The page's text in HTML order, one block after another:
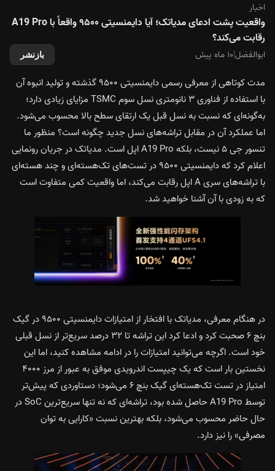
اخبار
واقعیت پشت ادعای مدیاتک؛ آیا دایمنسیتی ۹۵۰۰ واقعاً با A19 Pro
رقابت می‌کند؟
ابوالفضل|۱۰ ماه پیش بازنشر
مدت کوتاهی از معرفی رسمی دایمنسیتی ۹۵۰۰ گذشته و تولید انبوه آن
با استفاده از فناوری ۳ نانومتری نسل سوم TSMC مزایای زیادی دارد؛
به‌گونه‌ای که نسبت به نسل قبل یک ارتقای سطح بالا محسوب می‌شود.
اما عملکرد آن در مقابل تراشه‌های نسل جدید چگونه است؟ منظور ما
تنسور جی ۵ نیست، بلکه A19 Pro اپل است. مدیاتک در جریان رونمایی
اعلام کرد که دایمنسیتی ۹۵۰۰ در تست‌های تک‌هسته‌ای و چند هسته‌ای
با تراشه‌های سری A اپل رقابت می‌کند، اما واقعیت کمی متفاوت است
که به زودی با آن آشنا خواهید شد.
در هنگام معرفی، مدیاتک با افتخار از امتیازات دایمنسیتی ۹۵۰۰ در گیک
بنچ ۶ صحبت کرد و ادعا کرد این تراشه تا ۳۲ درصد سریع‌تر از نسل قبلی
خود است. اگرچه می‌توانید امتیازات را در ادامه مشاهده کنید، اما این
نخستین بار است که یک چیپست اندرویدی موفق به عبور از مرز ۴۰۰۰
امتیاز در تست تک‌هسته‌ای گیک بنچ ۶ می‌شود؛ دستاوردی که پیش‌تر
توسط A19 Pro حاصل شده بود، تراشه‌ای که نه تنها سریع‌ترین SoC در
حال حاضر محسوب می‌شود، بلکه بهترین نسبت «کارایی به توان
مصرفی» را نیز دارد.